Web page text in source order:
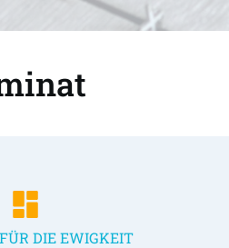
DIE EWIGKEIT